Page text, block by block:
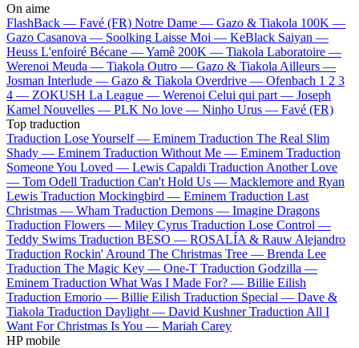
On aime
FlashBack — Favé (FR) Notre Dame — Gazo & Tiakola 100K —
Gazo Casanova — Soolking Laisse Moi — KeBlack Saiyan —
Heuss L'enfoiré Bécane —Yamê 200K — Tiakola Laboratoire —
Werenoi Meuda — Tiakola Outro — Gazo & Tiakola Ailleurs —
Josman Interlude — Gazo & Tiakola Overdrive — Ofenbach 1 2 3
4 — ZOKUSH La League — Werenoi Celui qui part — Joseph
Kamel Nouvelles — PLK No love — Ninho Urus — Favé (FR)
Top traduction
Traduction Lose Yourself — Eminem Traduction The Real Slim
Shady — Eminem Traduction Without Me — Eminem Traduction
Someone You Loved — Lewis Capaldi Traduction Another Love
— Tom Odell Traduction Can't Hold Us — Macklemore and Ryan
Lewis Traduction Mockingbird — Eminem Traduction Last
Christmas — Wham Traduction Demons — Imagine Dragons
Traduction Flowers — Miley Cyrus Traduction Lose Control —
Teddy Swims Traduction BESO — ROSALÍA & Rauw Alejandro
Traduction Rockin' Around The Christmas Tree — Brenda Lee
Traduction The Magic Key — One-T Traduction Godzilla —
Eminem Traduction What Was I Made For? — Billie Eilish
Traduction Emorio — Billie Eilish Traduction Special — Dave &
Tiakola Traduction Daylight — David Kushner Traduction All I
Want For Christmas Is You — Mariah Carey
HP mobile